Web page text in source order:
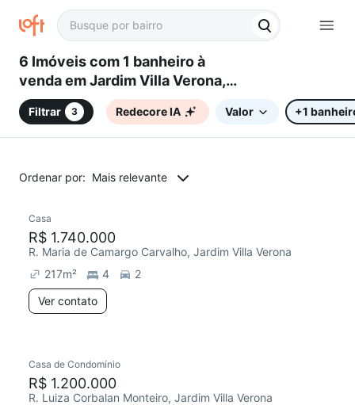
6 Imóveis com 1 banheiro à
venda em Jardim Villa Verona,
Sorocaba, SP
Filtrar 3 Redecore IA Valor +1
Ordenar por: Mais relevante
Casa
R$ 1.740.000
R. Maria de Camargo Carvalho, Jardim Villa Verona
217m² 4
2
Ver contato
Casa de Condomínio
R$ 1.200.000
R. Luiza Corbalan Monteiro, Jardim Villa Verona